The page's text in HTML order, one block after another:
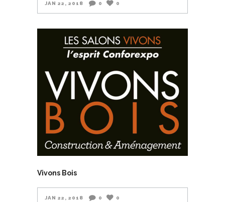
JAN 22, 2018 0 0
Vivons Bois
JAN 22, 2018 0 0